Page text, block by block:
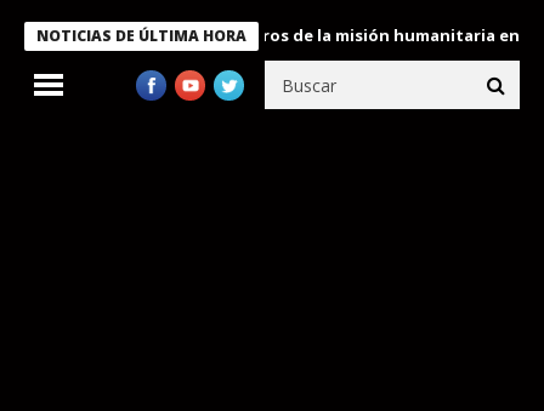
NOTICIAS DE ÚLTIMA HORA
Bukele condecora a miembros de la misión humanitaria enviada a